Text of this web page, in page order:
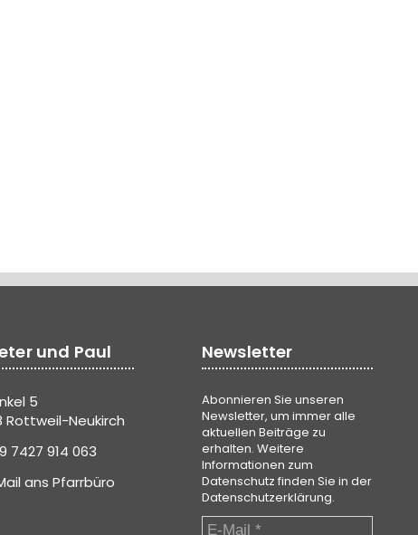
und Paul
5
Rottweil-Neukirch
7427 914 063
ans Pfarrbüro
Newsletter
Abonnieren Sie unseren
Newsletter, um immer alle
aktuellen Beiträge zu
erhalten. Weitere
Informationen zum
Datenschutz finden Sie in der
Datenschutzerklärung.